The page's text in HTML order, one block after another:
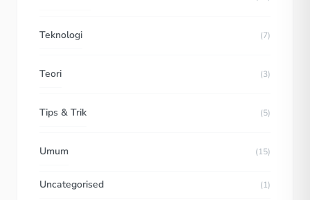
Teknologi (7)
Teori (3)
Tips & Trik (5)
Umum (15)
Uncategorised (1)